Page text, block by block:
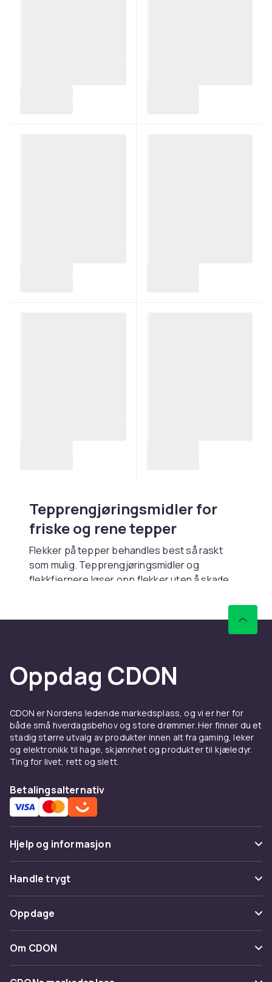
Tepprengjøringsmidler for
friske og rene tepper
Flekker på tepper behandles best så raskt
som mulig. Tepprengjøringsmidler og
flekkfjernere løser opp flekker uten å skade
Riktig middel for riktig flekk
krever løsemiddelbasert produkt.
Oppdag CDON
CDON er Nordens ledende markedsplass, og vi er her for
både små hverdagsbehov og store drømmer. Her finner du et
stadig større utvalg av produkter innen alt fra gaming, leker
og elektronikk til hage, skjønnhet og produkter til kjæledyr.
Ting for livet, rett og slett.
Betalingsalternativ
Hjelp og informasjon
Vanlige spørsmål
Spor pakke
Angre & returner her
Kontakt oss
Handle trygt
Betaling
Levering
Oppdage
Kategorier
Varemerker
Om CDON
Om oss